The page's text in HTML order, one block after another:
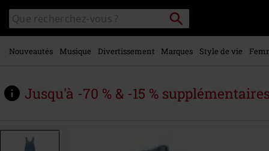
contenu
principal
Rechercher
sur
le
catalogue
Rechercher
Nouveautés Musique Divertissement Marques Style de vie
Jusqu'à -70 % & -15 %
www.large.be/fr/p/dickies-